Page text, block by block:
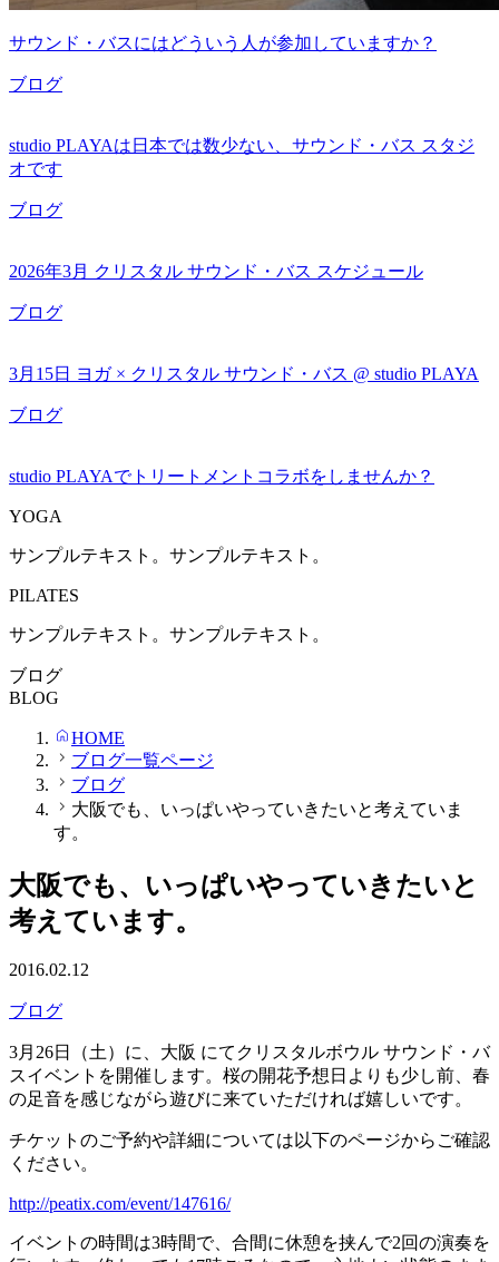
サウンド・バスにはどういう人が参加していますか？
ブログ
studio PLAYAは日本では数少ない、サウンド・バス スタジ
オです
ブログ
2026年3月 クリスタル サウンド・バス スケジュール
ブログ
3月15日 ヨガ × クリスタル サウンド・バス @ studio PLAYA
ブログ
studio PLAYAでトリートメントコラボをしませんか？
YOGA
サンプルテキスト。サンプルテキスト。
PILATES
サンプルテキスト。サンプルテキスト。
ブログ
BLOG
HOME
ブログ一覧ページ
ブログ
大阪でも、いっぱいやっていきたいと考えていま
す。
大阪でも、いっぱいやっていきたいと
考えています。
2016.02.12
ブログ
3月26日（土）に、大阪 にてクリスタルボウル サウンド・バ
スイベントを開催します。桜の開花予想日よりも少し前、春
の足音を感じながら遊びに来ていただければ嬉しいです。
チケットのご予約や詳細については以下のページからご確認
ください。
http://peatix.com/event/147616/
イベントの時間は3時間で、合間に休憩を挟んで2回の演奏を